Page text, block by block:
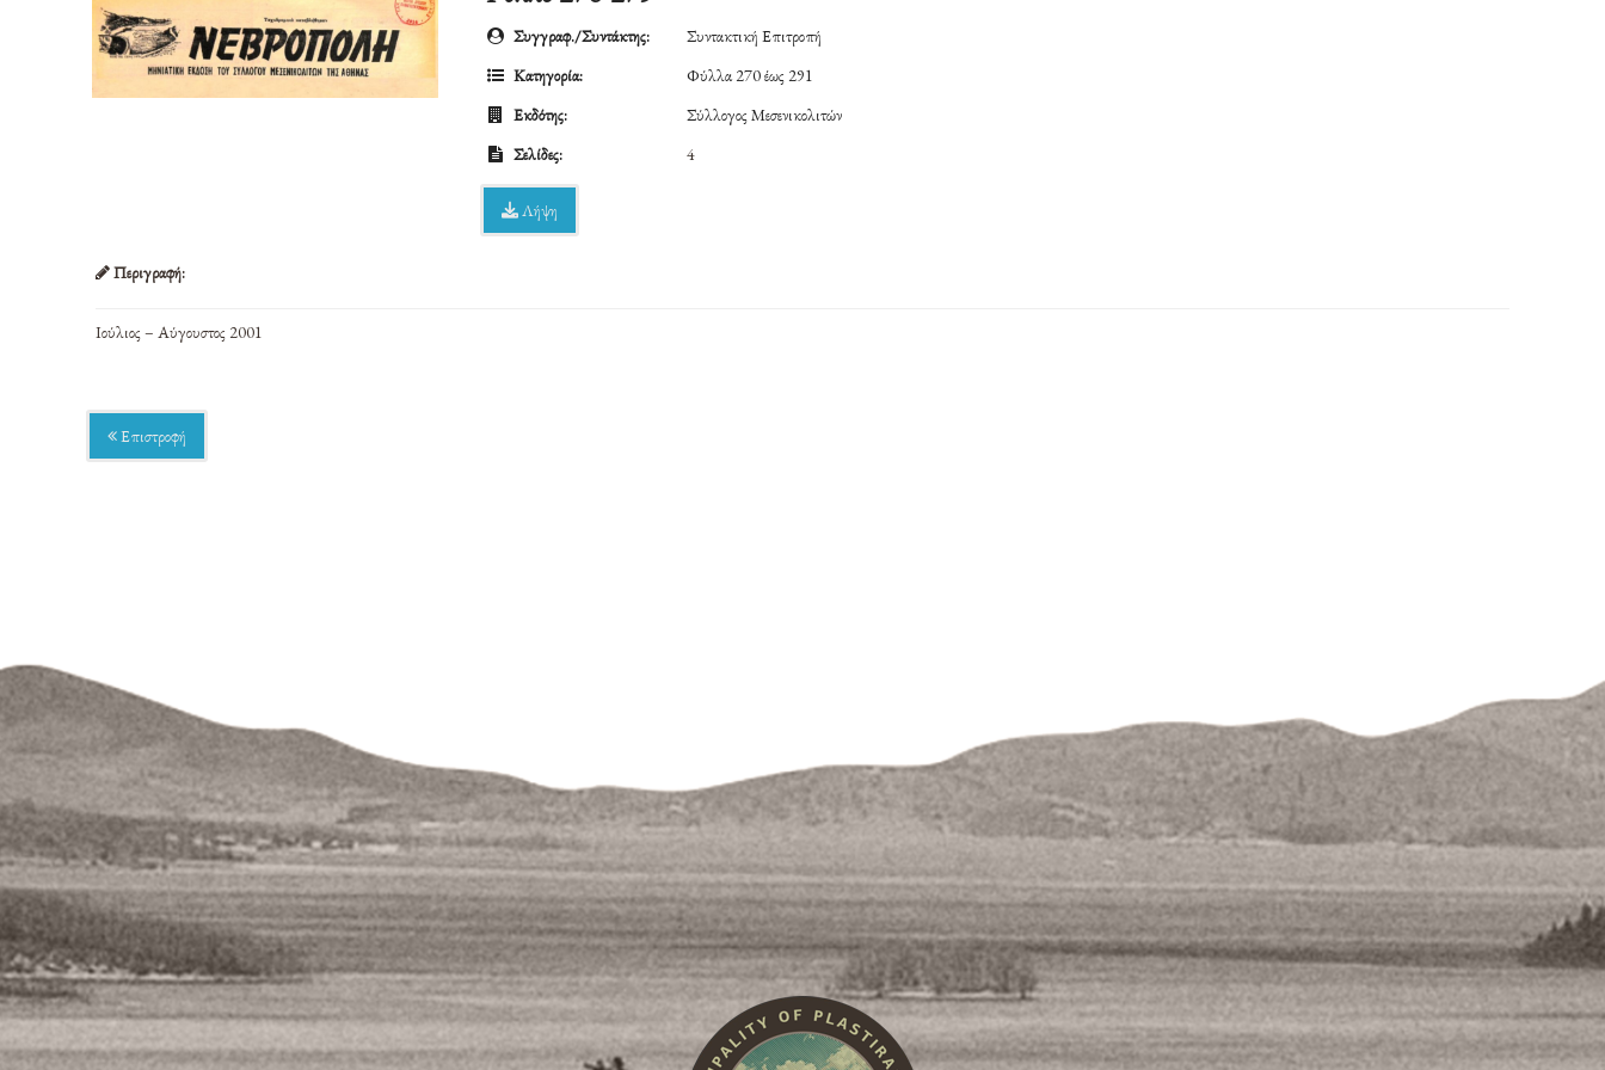
Συγγραφ./Συντάκτης:
Συντακτική Επιτροπή
Κατηγορία:
Φύλλα 270 έως 291
Εκδότης:
Σύλλογος Μεσενικολιτών
Σελίδες:
4
Λήψη
Περιγραφή:
Ιούλιος – Αύγουστος 2001
Επιστροφή